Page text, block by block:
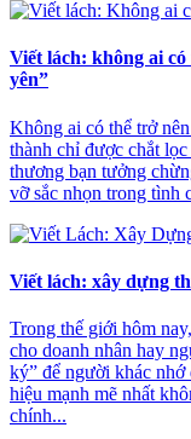
Viết lách: không ai
yên”
Không ai có thể trở
thành chỉ được chắt
thương bạn tưởng
vỡ sắc nhọn trong tình
Viết lách: xây dựng
Trong thế giới hôm
cho doanh nhân hay
ký” để người khác
hiệu mạnh mẽ nhất
chính...